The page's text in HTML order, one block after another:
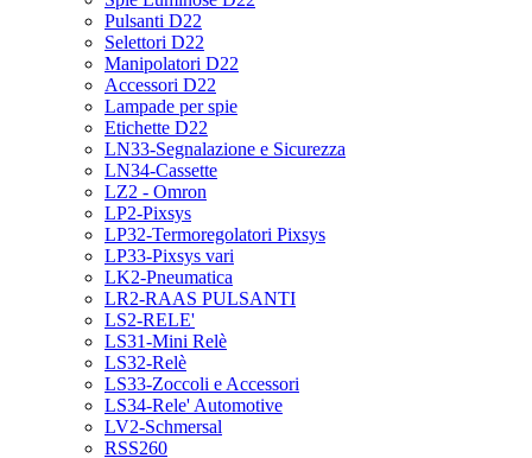
Pulsanti D22
Selettori D22
Manipolatori D22
Accessori D22
Lampade per spie
Etichette D22
LN33-Segnalazione e Sicurezza
LN34-Cassette
LZ2 - Omron
LP2-Pixsys
LP32-Termoregolatori Pixsys
LP33-Pixsys vari
LK2-Pneumatica
LR2-RAAS PULSANTI
LS2-RELE'
LS31-Mini Relè
LS32-Relè
LS33-Zoccoli e Accessori
LS34-Rele' Automotive
LV2-Schmersal
RSS260